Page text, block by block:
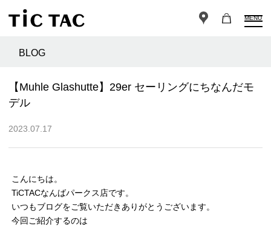
MENU
BLOG
【Muhle Glashutte】29er セーリングにちなんだモ
デル
2023.07.17
こんにちは。
TiCTACなんばパークス店です。
いつもブログをご覧いただきありがとうございます。
今回ご紹介するのは